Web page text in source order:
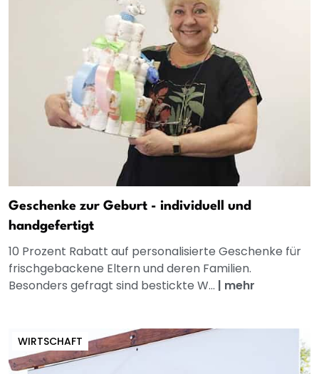
Geschenke zur Geburt - individuell und
handgefertigt
10 Prozent Rabatt auf personalisierte Geschenke für
frischgebackene Eltern und deren Familien.
Besonders gefragt sind bestickte W... | mehr
WIRTSCHAFT